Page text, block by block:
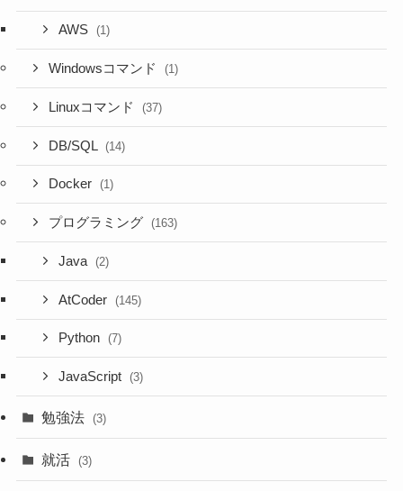
AWS (1)
Windowsコマンド (1)
Linuxコマンド (37)
DB/SQL (14)
Docker (1)
プログラミング (163)
Java (2)
AtCoder (145)
Python (7)
JavaScript (3)
勉強法 (3)
就活 (3)